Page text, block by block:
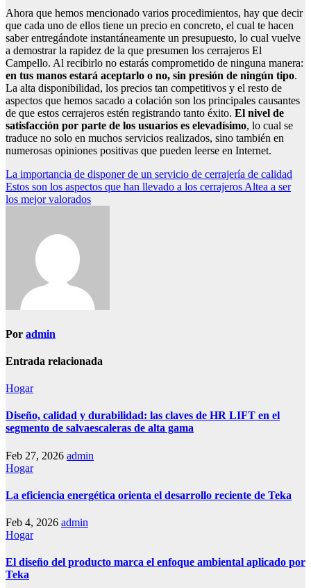
Ahora que hemos mencionado varios procedimientos, hay que decir
que cada uno de ellos tiene un precio en concreto, el cual te hacen
saber entregándote instantáneamente un presupuesto, lo cual vuelve
a demostrar la rapidez de la que presumen los cerrajeros El
Campello. Al recibirlo no estarás comprometido de ninguna manera:
en tus manos estará aceptarlo o no, sin presión de ningún tipo.
La alta disponibilidad, los precios tan competitivos y el resto de
aspectos que hemos sacado a colación son los principales causantes
de que estos cerrajeros estén registrando tanto éxito. El nivel de
satisfacción por parte de los usuarios es elevadísimo, lo cual se
traduce no solo en muchos servicios realizados, sino también en
numerosas opiniones positivas que pueden leerse en Internet.
Navegación
de
La importancia de disponer de un servicio de cerrajería de calidad
Estos son los aspectos que han llevado a los cerrajeros Altea a ser
los mejor valorados
Por admin
Entrada relacionada
Hogar
Diseño, calidad y durabilidad: las claves de HR LIFT en el
segmento de salvaescaleras de alta gama
Feb 27, 2026 admin
Hogar
La eficiencia energética orienta el desarrollo reciente de Teka
Feb 4, 2026 admin
Hogar
El diseño del producto marca el enfoque ambiental aplicado por
Teka